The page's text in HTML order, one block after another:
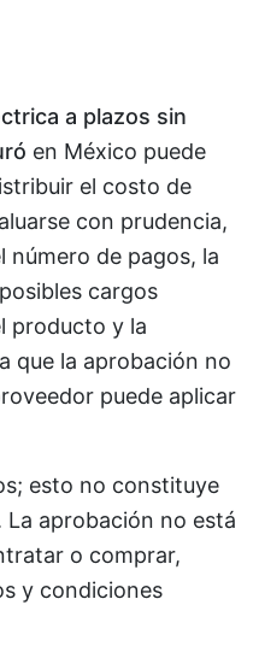
a plazos sin
en México puede
el costo de
con prudencia,
número de pagos, la
cargos
producto y la
que la aprobación no
puede aplicar
esto no constituye
aprobación no está
o comprar,
y condiciones